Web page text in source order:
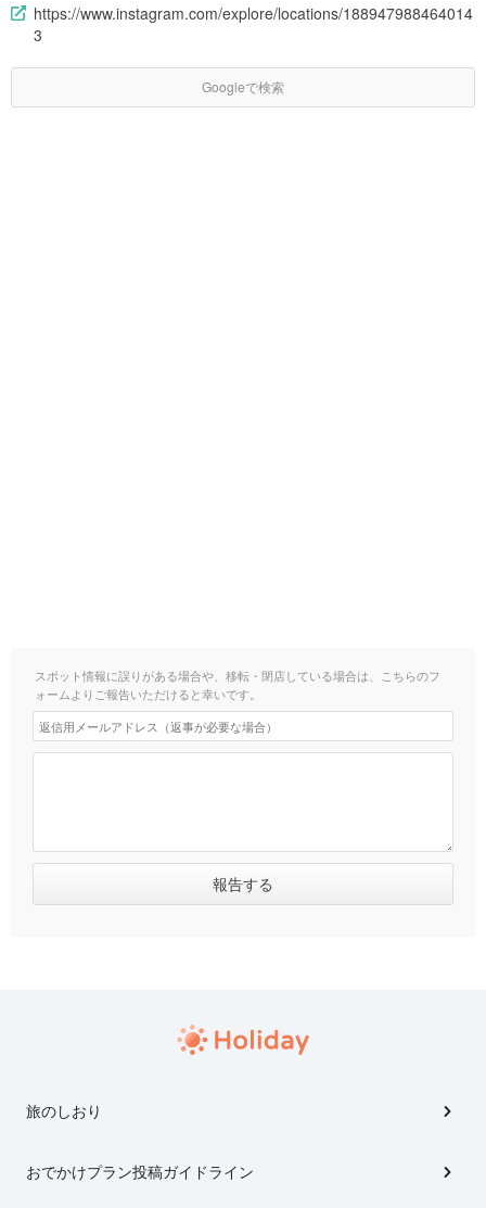
https://www.instagram.com/explore/locations/188947988464014
3
Googleで検索
スポット情報に誤りがある場合や、移転・閉店している場合は、こちらのフ
ォームよりご報告いただけると幸いです。
旅のしおり
おでかけプラン投稿ガイドライン